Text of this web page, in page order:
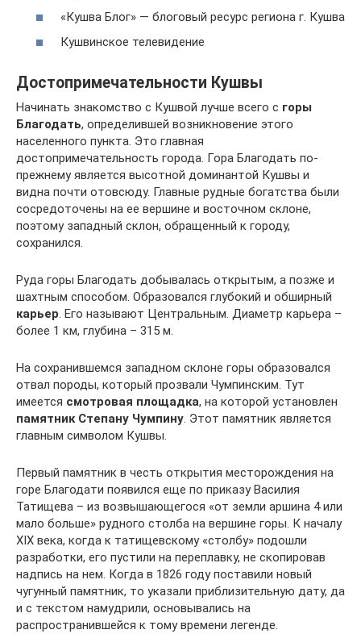
«Кушва Блог» — блоговый ресурс региона г. Кушва
Кушвинское телевидение
Достопримечательности Кушвы
Начинать знакомство с Кушвой лучше всего с горы
Благодать, определившей возникновение этого
населенного пункта. Это главная
достопримечательность города. Гора Благодать по-
прежнему является высотной доминантой Кушвы и
видна почти отовсюду. Главные рудные богатства были
сосредоточены на ее вершине и восточном склоне,
поэтому западный склон, обращенный к городу,
сохранился.
Руда горы Благодать добывалась открытым, а позже и
шахтным способом. Образовался глубокий и обширный
карьер. Его называют Центральным. Диаметр карьера –
более 1 км, глубина – 315 м.
На сохранившемся западном склоне горы образовался
отвал породы, который прозвали Чумпинским. Тут
имеется смотровая площадка, на которой установлен
памятник Степану Чумпину. Этот памятник является
главным символом Кушвы.
Первый памятник в честь открытия месторождения на
горе Благодати появился еще по приказу Василия
Татищева – из возвышающегося «от земли аршина 4 или
мало больше» рудного столба на вершине горы. К началу
XIX века, когда к татищевскому «столбу» подошли
разработки, его пустили на переплавку, не скопировав
надпись на нем. Когда в 1826 году поставили новый
чугунный памятник, то указали приблизительную дату, да
и с текстом намудрили, основывались на
распространившейся к тому времени легенде.